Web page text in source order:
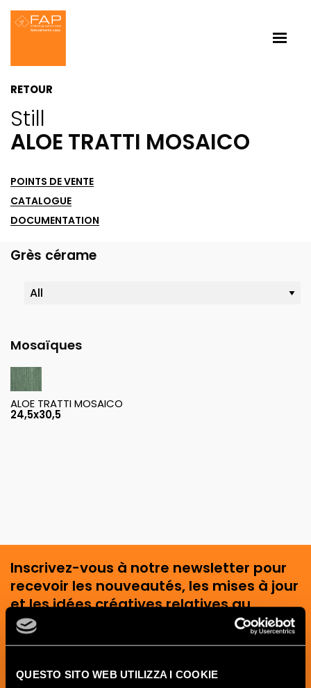
QUESTO SITO WEB UTILIZZA I COOKIE
RETOUR
Still
ALOE TRATTI MOSAICO
POINTS DE VENTE
CATALOGUE
DOCUMENTATION
Grès cérame
Mosaïques
ALOE TRATTI MOSAICO
24,5x30,5
Inscrivez-vous à notre newsletter pour
recevoir les nouveautés, les mises à jour
et les idées créatives relatives au
monde des céramiques et du design
d'intérieur.